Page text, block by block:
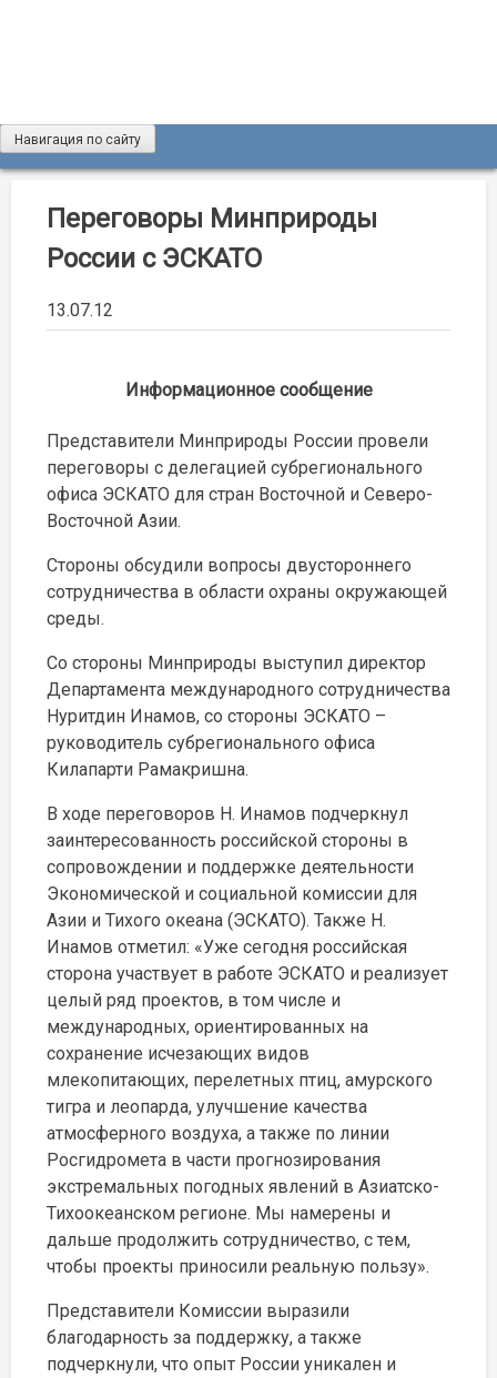
Журнал «Разведка и охрана недр»
Мы рады вас приветствовать на сайте журнала «Разведка
и охрана недр»
Навигация по сайту
Переговоры Минприроды
России с ЭСКАТО
13.07.12
Информационное сообщение
Представители Минприроды России провели
переговоры с делегацией субрегионального
офиса ЭСКАТО для стран Восточной и Северо-
Восточной Азии.
Стороны обсудили вопросы двустороннего
сотрудничества в области охраны окружающей
среды.
Со стороны Минприроды выступил директор
Департамента международного сотрудничества
Нуритдин Инамов, со стороны ЭСКАТО –
руководитель субрегионального офиса
Килапарти Рамакришна.
В ходе переговоров Н. Инамов подчеркнул
заинтересованность российской стороны в
сопровождении и поддержке деятельности
Экономической и социальной комиссии для
Азии и Тихого океана (ЭСКАТО). Также Н.
Инамов отметил: «Уже сегодня российская
сторона участвует в работе ЭСКАТО и реализует
целый ряд проектов, в том числе и
международных, ориентированных на
сохранение исчезающих видов
млекопитающих, перелетных птиц, амурского
тигра и леопарда, улучшение качества
атмосферного воздуха, а также по линии
Росгидромета в части прогнозирования
экстремальных погодных явлений в Азиатско-
Тихоокеанском регионе. Мы намерены и
дальше продолжить сотрудничество, с тем,
чтобы проекты приносили реальную пользу».
Представители Комиссии выразили
благодарность за поддержку, а также
подчеркнули, что опыт России уникален и